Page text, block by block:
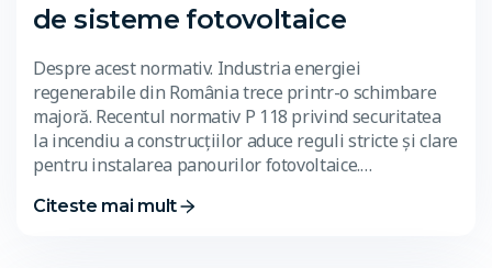
de sisteme fotovoltaice
Despre acest normativ. Industria energiei
regenerabile din România trece printr-o schimbare
majoră. Recentul normativ P 118 privind securitatea
la incendiu a construcțiilor aduce reguli stricte și clare
pentru instalarea panourilor fotovoltaice.…
Citeste mai mult